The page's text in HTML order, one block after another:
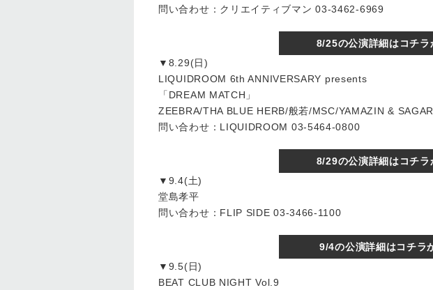
問い合わせ：クリエイティブマン 03-3462-6969
8/25の公演詳細はコチラ
▼8.29(日)
LIQUIDROOM 6th ANNIVERSARY presents
「DREAM MATCH」
ZEEBRA/THA BLUE HERB/般若/MSC/YAMAZIN &
問い合わせ：LIQUIDROOM 03-5464-0800
8/29の公演詳細はコチラ
▼9.4(土)
堂島孝平
問い合わせ：FLIP SIDE 03-3466-1100
9/4の公演詳細はコチラ
▼9.5(日)
BEAT CLUB NIGHT Vol.9